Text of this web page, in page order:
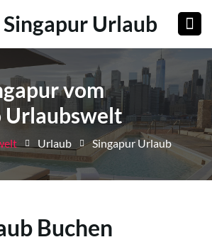
Urlaub
vom
Urlaubswelt
Urlaub Singapur Urlaub
Buchen